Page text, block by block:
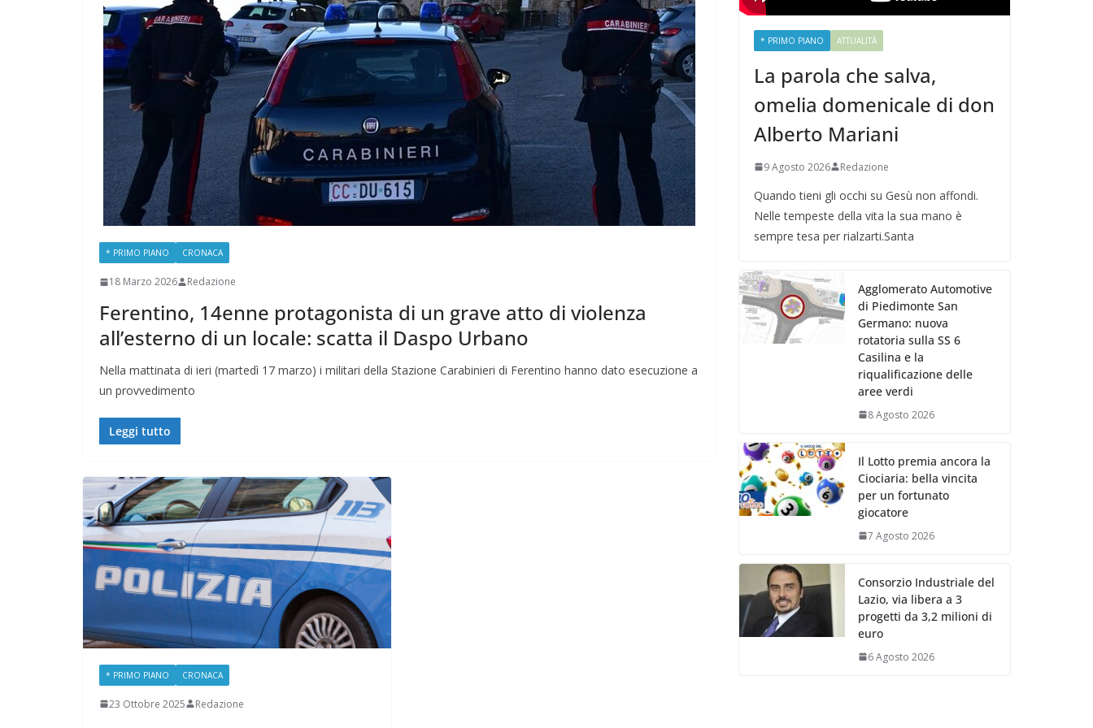
* PRIMO PIANO CRONACA
18 Marzo 2026 Redazione
Ferentino, 14enne protagonista di un grave atto di violenza
all’esterno di un locale: scatta il Daspo Urbano
Nella mattinata di ieri (martedì 17 marzo) i militari della Stazione Carabinieri di Ferentino hanno dato esecuzione a
un provvedimento
Leggi tutto
* PRIMO PIANO CRONACA
23 Ottobre 2025 Redazione
* PRIMO PIANO ATTUALITÀ
La parola che salva,
omelia domenicale di don
Alberto Mariani
9 Agosto 2026 Redazione
Quando tieni gli occhi su Gesù non affondi.
Nelle tempeste della vita la sua mano è
sempre tesa per rialzarti.Santa
Agglomerato Automotive
di Piedimonte San
Germano: nuova
rotatoria sulla SS 6
Casilina e la
riqualificazione delle
aree verdi
8 Agosto 2026
Il Lotto premia ancora la
Ciociaria: bella vincita
per un fortunato
giocatore
7 Agosto 2026
Consorzio Industriale del
Lazio, via libera a 3
progetti da 3,2 milioni di
euro
6 Agosto 2026